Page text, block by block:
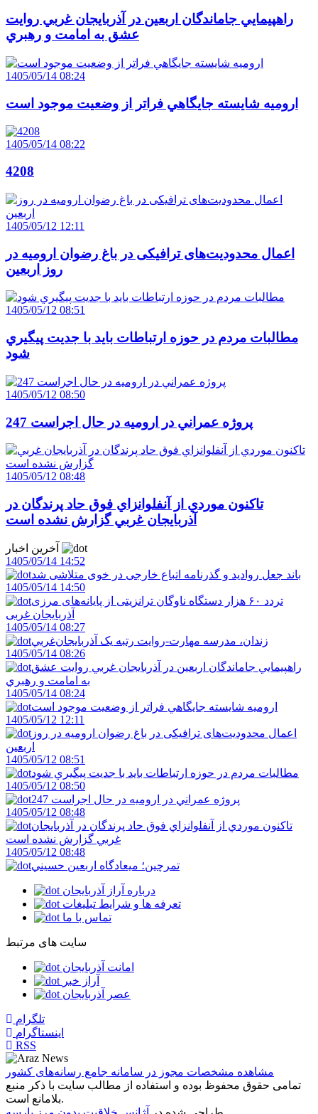
راهپيمايي جاماندگان اربعين در آذربايجان غربي روايت
عشق به امامت و رهبري
1405/05/14 08:24
اروميه شايسته جايگاهي فراتر از وضعيت موجود است
1405/05/14 08:22
4208
1405/05/12 12:11
اعمال محدودیت‌های ترافیکی در باغ رضوان ارومیه در
روز اربعین
1405/05/12 08:51
مطالبات مردم در حوزه ارتباطات بايد با جديت پيگيري
شود
1405/05/12 08:50
247 پروژه عمراني در اروميه در حال اجراست
1405/05/12 08:48
تاکنون موردي از آنفلوانزاي فوق حاد پرندگان در
آذربايجان غربي گزارش نشده است
1405/05/14 14:52
باند جعل روادید و گذرنامه اتباع خارجی در خوی متلاشی شد
1405/05/14 14:50
تردد ۶۰ هزار دستگاه ناوگان ترانزیتی از پایانه‌های مرزی
آذربایجان ‌غربی
1405/05/14 08:27
زندان، مدرسه مهارت-روايت رتبه يک آذربايجان‌غربي
1405/05/14 08:26
راهپيمايي جاماندگان اربعين در آذربايجان غربي روايت عشق
به امامت و رهبري
1405/05/14 08:24
اروميه شايسته جايگاهي فراتر از وضعيت موجود است
1405/05/12 12:11
اعمال محدودیت‌های ترافیکی در باغ رضوان ارومیه در روز
اربعین
1405/05/12 08:51
مطالبات مردم در حوزه ارتباطات بايد با جديت پيگيري شود
1405/05/12 08:50
247 پروژه عمراني در اروميه در حال اجراست
1405/05/12 08:48
تاکنون موردي از آنفلوانزاي فوق حاد پرندگان در آذربايجان
غربي گزارش نشده است
1405/05/12 08:48
تمرچين؛ ميعادگاه اربعين حسيني
درباره آراز آذربایجان
تعرفه ها و شرایط تبلیغات
تماس با ما
سایت های مرتبط
امانت آذربایجان
آراز خبر
عصر آذربایجان
تلگرام
اینستاگرام
RSS
مشاهده مشخصات مجوز در سامانه جامع رسانه‌های کشور
تمامی حقوق محفوظ بوده و استفاده از مطالب سایت با ذکر منبع
بلامانع است.